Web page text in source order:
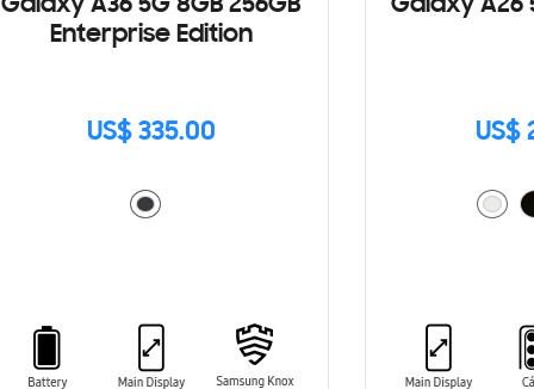
Galaxy A36 5G 8GB 256GB
Enterprise Edition
US$ 335.00
Galaxy A26
US$